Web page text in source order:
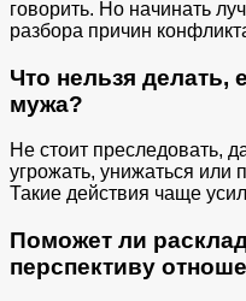
говорить. Но начинать
разбора причин
Что нельзя делать,
мужа?
Не стоит преследовать,
угрожать, унижаться или
Такие действия чаще
Поможет ли
перспективу